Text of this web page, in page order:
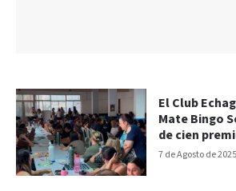
7 de Agosto de 2025
El Club
Mate Bingo
de cien